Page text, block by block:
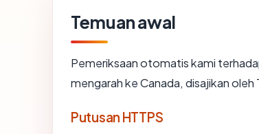
Temuan awal
Pemeriksaan otomatis kami
mengarah ke Canada, disajikan
Putusan HTTPS